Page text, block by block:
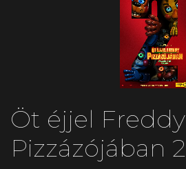
Öt éjjel Freddy
Pizzázójában 2